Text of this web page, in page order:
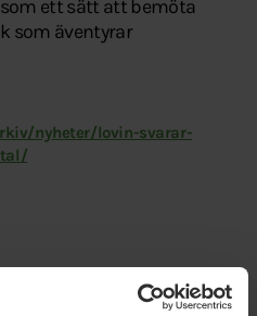
ett sätt att bemöta
som äventyrar
nyheter/lovin-svarar-